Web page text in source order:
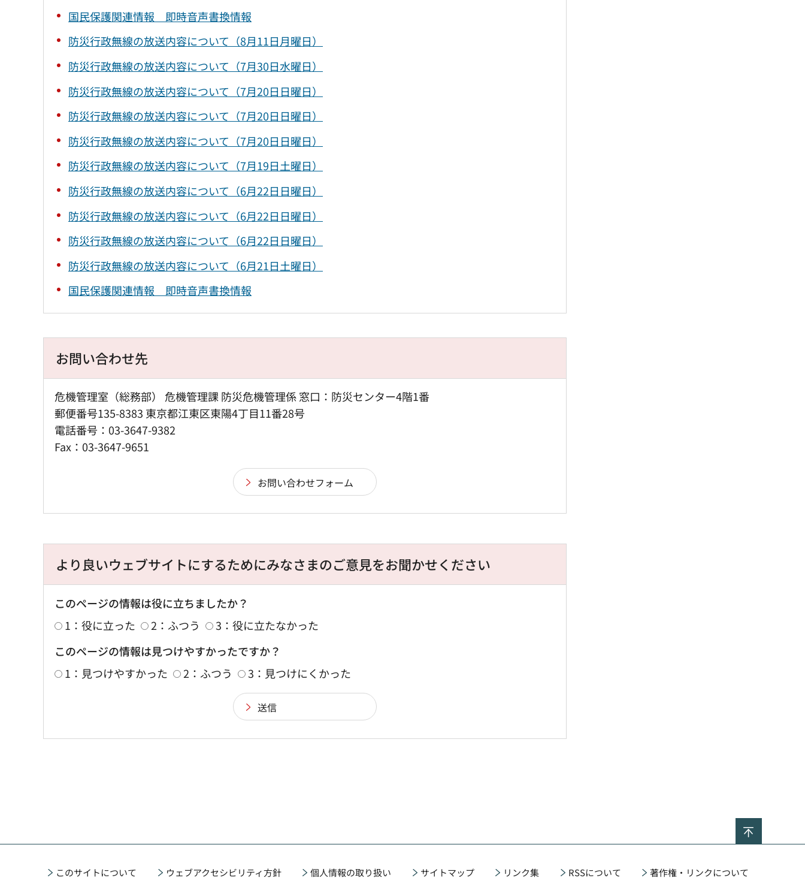
国民保護関連情報 即時音声書換情報
防災行政無線の放送内容について（8月11日月曜日）
防災行政無線の放送内容について（7月30日水曜日）
防災行政無線の放送内容について（7月20日日曜日）
防災行政無線の放送内容について（7月20日日曜日）
防災行政無線の放送内容について（7月20日日曜日）
防災行政無線の放送内容について（7月19日土曜日）
防災行政無線の放送内容について（6月22日日曜日）
防災行政無線の放送内容について（6月22日日曜日）
防災行政無線の放送内容について（6月22日日曜日）
防災行政無線の放送内容について（6月21日土曜日）
国民保護関連情報 即時音声書換情報
お問い合わせ先
危機管理室（総務部） 危機管理課 防災危機管理係 窓口：防災センター4階1番
郵便番号135-8383 東京都江東区東陽4丁目11番28号
電話番号：03-3647-9382
Fax：03-3647-9651
より良いウェブサイトにするためにみなさまのご意見をお聞かせください
このページの情報は役に立ちましたか？
1：役に立った
2：ふつう
3：役に立たなかった
このページの情報は見つけやすかったですか？
1：見つけやすかった
2：ふつう 3：見つけにくかった
このサイトについて ウェブアクセシビリティ方針 個人情報の取り扱い サイトマップ リンク集 RSSについて 著作権・リンクについて